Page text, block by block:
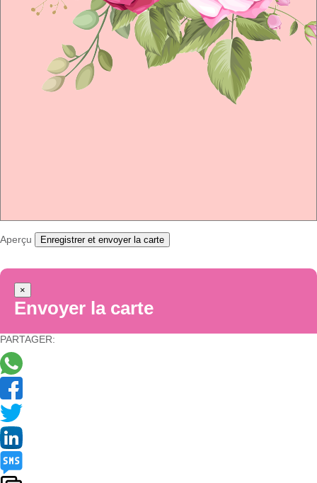
Aperçu Enregistrer et envoyer la carte
×
Envoyer la carte
PARTAGER: